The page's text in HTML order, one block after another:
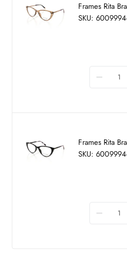
Frames Rita
SKU:
Frames Rita
SKU: